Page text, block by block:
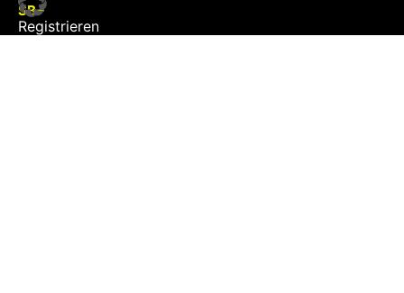
SB+
Registrieren